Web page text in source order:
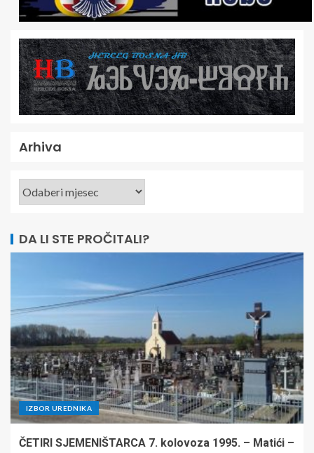
Arhiva
DA LI STE PROČITALI?
IZBOR UREDNIKA
ČETIRI SJEMENIŠTARCA 7. kolovoza 1995. – Matići –